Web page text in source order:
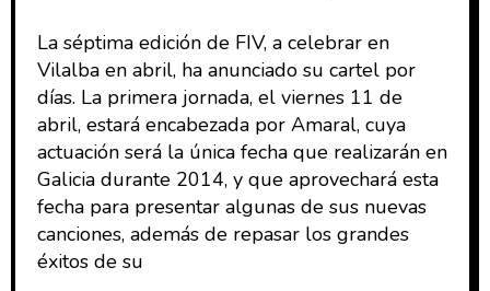
La séptima edición de FIV, a celebrar en
Vilalba en abril, ha anunciado su cartel por
días. La primera jornada, el viernes 11 de
abril, estará encabezada por Amaral, cuya
actuación será la única fecha que realizarán en
Galicia durante 2014, y que aprovechará esta
fecha para presentar algunas de sus nuevas
canciones, además de repasar los grandes
éxitos de su